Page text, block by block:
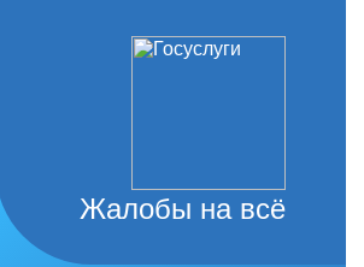
Жалобы на всё